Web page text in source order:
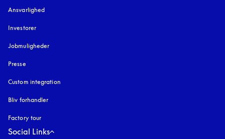
Ansvarlighed
Investorer
Jobmuligheder
Presse
Custom integration
Bliv forhandler
Factory tour
Social Links